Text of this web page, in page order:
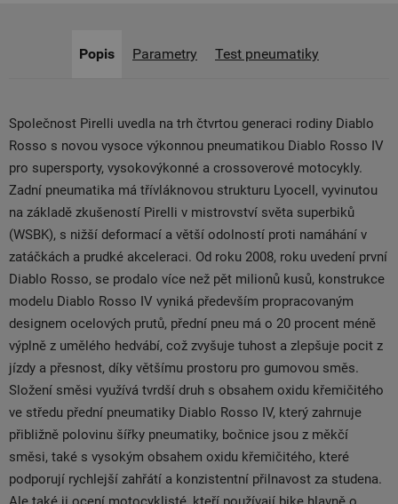
Popis Parametry Test pneumatiky
Společnost Pirelli uvedla na trh čtvrtou generaci rodiny Diablo
Rosso s novou vysoce výkonnou pneumatikou Diablo Rosso IV
pro supersporty, vysokovýkonné a crossoverové motocykly.
Zadní pneumatika má třívláknovou strukturu Lyocell, vyvinutou
na základě zkušeností Pirelli v mistrovství světa superbiků
(WSBK), s nižší deformací a větší odolností proti namáhání v
zatáčkách a prudké akceleraci. Od roku 2008, roku uvedení první
Diablo Rosso, se prodalo více než pět milionů kusů, konstrukce
modelu Diablo Rosso IV vyniká především propracovaným
designem ocelových prutů, přední pneu má o 20 procent méně
výplně z umělého hedvábí, což zvyšuje tuhost a zlepšuje pocit z
jízdy a přesnost, díky většímu prostoru pro gumovou směs.
Složení směsi využívá tvrdší druh s obsahem oxidu křemičitého
ve středu přední pneumatiky Diablo Rosso IV, který zahrnuje
přibližně polovinu šířky pneumatiky, bočnice jsou z měkčí
směsi, také s vysokým obsahem oxidu křemičitého, které
podporují rychlejší zahřátí a konzistentní přilnavost za studena.